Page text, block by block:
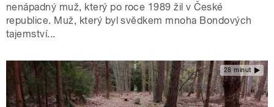
nenápadný muž, který po roce 1989 žil v České
republice. Muž, který byl svědkem mnoha Bondových
tajemství...
28 minut